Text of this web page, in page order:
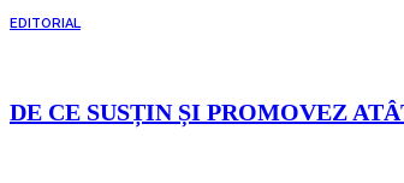
EDITORIAL
DE CE SUSȚIN ȘI PROMOVEZ